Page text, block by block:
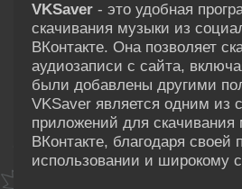
VKSaver - это удобная
скачивания музыки из
ВКонтакте. Она позволяет
аудиозаписи с сайта,
были добавлены другими
VKSaver является одним из
приложений для скачивания
ВКонтакте, благодаря своей
использовании и широкому